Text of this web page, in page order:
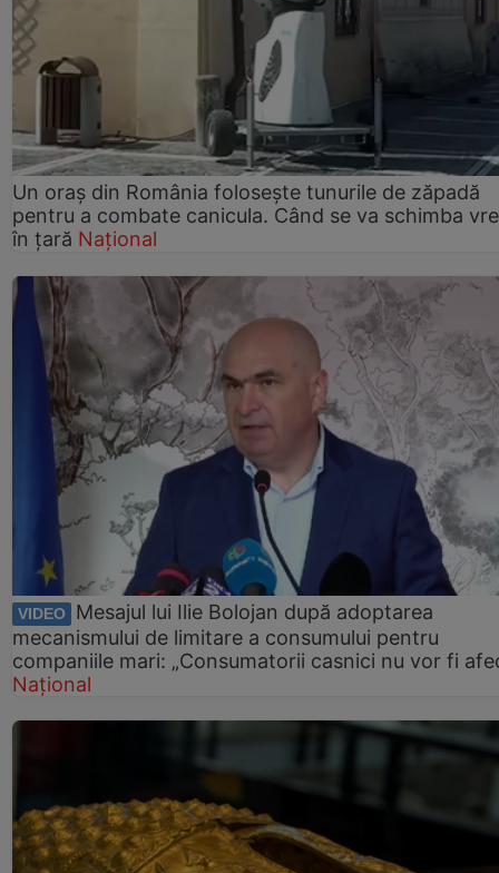
Un oraș din România folosește tunurile de zăpadă
pentru a combate canicula. Când se va schimba
în țară Național
VIDEO
Mesajul lui Ilie Bolojan după adoptarea
mecanismului de limitare a consumului pentru
companiile mari: „Consumatorii casnici nu vor fi
Național